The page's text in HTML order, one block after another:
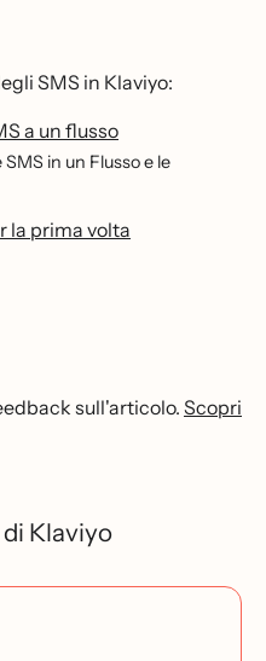
SMS in Klaviyo:
a un flusso
in un Flusso e le
la prima volta
sull'articolo. Scopri
Klaviyo